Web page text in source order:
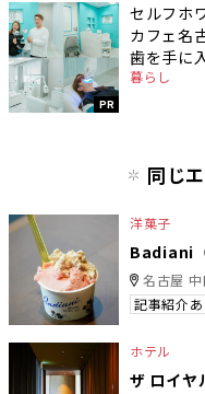
PR
セルフホ
カフェ名
歯を手に
暮らし
同じ
洋菓子
Badiani
名古屋 中
記事紹介あ
ホテル
ザ ロイヤ